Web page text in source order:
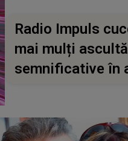
Radio Impuls
mai mulți
semnificative în